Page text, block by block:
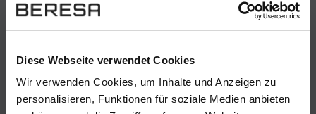
Diese Webseite verwendet Cookies
Wir verwenden Cookies, um Inhalte und Anzeigen zu
personalisieren, Funktionen für soziale Medien anbieten
Transparenz. Für Hinweisgeber haben wir daher den
folgenden Link bereitgestellt:BERESA Hinweisgeber
Die Bilder sind teilweise beispielhaft.